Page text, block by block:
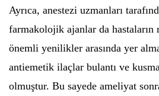
Ayrıca, anestezi uzmanları
farmakolojik ajanlar da hastaların
önemli yenilikler arasında yer
antiemetik ilaçlar bulantı ve
olmuştur. Bu sayede ameliyat